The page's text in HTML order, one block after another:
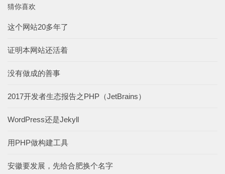
猜你喜欢
这个网站20多年了
证明本网站还活着
没有做成的善事
2017开发者生态报告之PHP（JetBrains）
WordPress还是Jekyll
用PHP做构建工具
安徽要发展，先给合肥换个名字